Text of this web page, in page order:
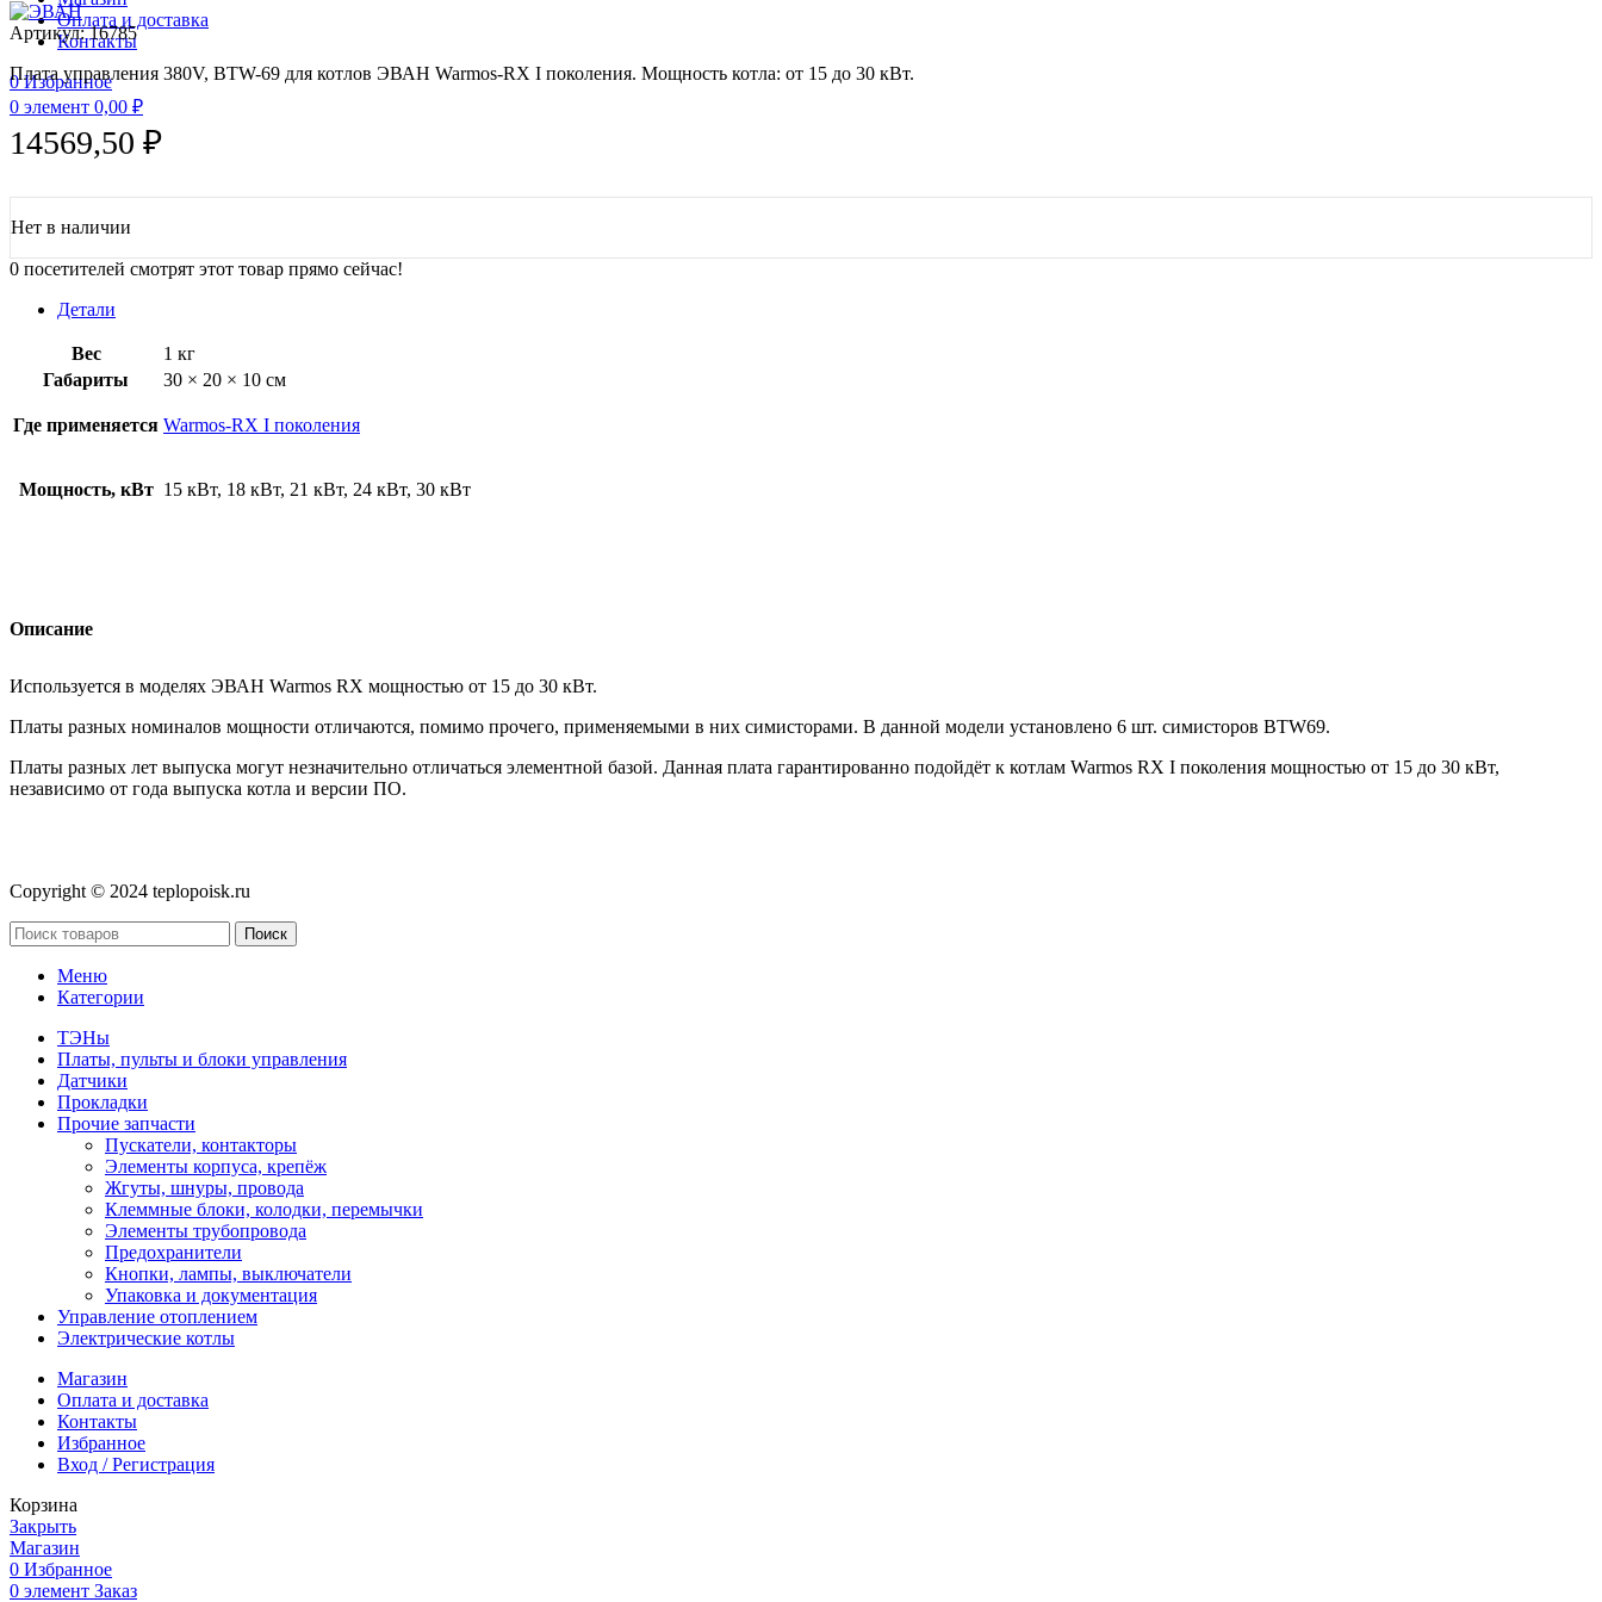
Оплата и доставка
Контакты
0Избранное
0 элемент 0,00 ₽
Артикул:16785
Плата управления 380V, BTW-69 для котлов ЭВАН Warmos-RX I поколения. Мощность котла: от 15 до 30 кВт.
14569,50 ₽
Нет в наличии
0 посетителей смотрят этот товар прямо сейчас!
Детали
Вес
1 кг
Габариты
30 × 20 × 10 см
Где применяется Warmos-RX I поколения
Мощность, кВт 15 кВт, 18 кВт, 21 кВт, 24 кВт, 30 кВт
Описание
Используется в моделях ЭВАН Warmos RX мощностью от 15 до 30 кВт.
Платы разных номиналов мощности отличаются, помимо прочего, применяемыми в них симисторами. В данной модели установлено 6 шт. симисторов BTW69.
Платы разных лет выпуска могут незначительно отличаться элементной базой. Данная плата гарантированно подойдёт к котлам Warmos RX I поколения мощностью от 15 до 30 кВт,
независимо от года выпуска котла и версии ПО.
Copyright © 2024 teplopoisk.ru
Поиск
Меню
Категории
ТЭНы
Платы, пульты и блоки управления
Датчики
Прокладки
Прочие запчасти
Пускатели, контакторы
Элементы корпуса, крепёж
Жгуты, шнуры, провода
Клеммные блоки, колодки, перемычки
Элементы трубопровода
Предохранители
Кнопки, лампы, выключатели
Упаковка и документация
Управление отоплением
Электрические котлы
Магазин
Оплата и доставка
Контакты
Избранное
Вход / Регистрация
Корзина
Закрыть
Магазин
0 Избранное
0 элемент Заказ